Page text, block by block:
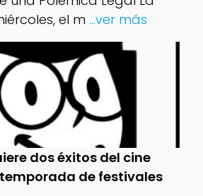
el m ...ver más
dos éxitos del cine
de festivales